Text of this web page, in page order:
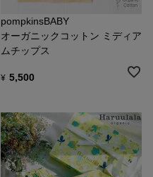
pompkinsBABY
オーガニックコットン ミディア
ムチップス
¥ 5,500